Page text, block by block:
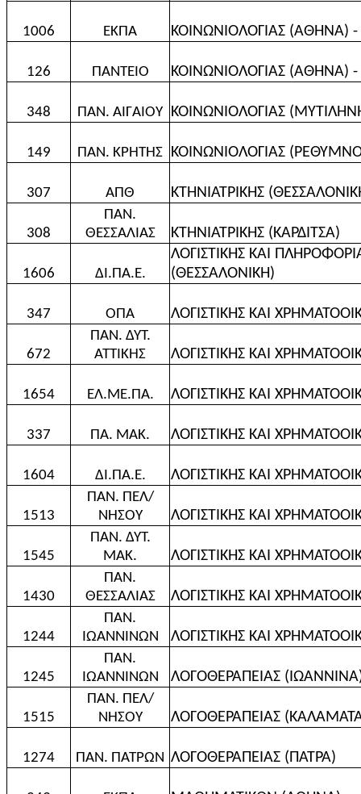
1006 ΕΚΠΑ ΚΟΙΝΩΝΙΟΛΟΓΙΑΣ (ΑΘΗΝΑ)
126 ΠΑΝΤΕΙΟ ΚΟΙΝΩΝΙΟΛΟΓΙΑΣ (ΑΘΗΝΑ)
348 ΠΑΝ. ΑΙΓΑΙΟΥ ΚΟΙΝΩΝΙΟΛΟΓΙΑΣ
149 ΠΑΝ. ΚΡΗΤΗΣ ΚΟΙΝΩΝΙΟΛΟΓΙΑΣ
307 ΑΠΘ ΚΤΗΝΙΑΤΡΙΚΗΣ
308
ΠΑΝ.
ΘΕΣΣΑΛΙΑΣ
ΚΤΗΝΙΑΤΡΙΚΗΣ (ΚΑΡΔΙΤΣΑ)
1606 ΔΙ.ΠΑ.Ε.
ΛΟΓΙΣΤΙΚΗΣ ΚΑΙ
(ΘΕΣΣΑΛΟΝΙΚΗ)
347 ΟΠΑ ΛΟΓΙΣΤΙΚΗΣ ΚΑΙ
672
ΠΑΝ. ΔΥΤ.
ΑΤΤΙΚΗΣ
ΛΟΓΙΣΤΙΚΗΣ ΚΑΙ
1654 ΕΛ.ΜΕ.ΠΑ. ΛΟΓΙΣΤΙΚΗΣ ΚΑΙ
337 ΠΑ. ΜΑΚ. ΛΟΓΙΣΤΙΚΗΣ ΚΑΙ
1604 ΔΙ.ΠΑ.Ε. ΛΟΓΙΣΤΙΚΗΣ ΚΑΙ
1513
ΠΑΝ. ΠΕΛ/
ΝΗΣΟΥ
ΛΟΓΙΣΤΙΚΗΣ ΚΑΙ
1545
ΠΑΝ. ΔΥΤ.
ΜΑΚ.
ΛΟΓΙΣΤΙΚΗΣ ΚΑΙ
1430
ΠΑΝ.
ΘΕΣΣΑΛΙΑΣ
ΛΟΓΙΣΤΙΚΗΣ ΚΑΙ
1244
ΠΑΝ.
ΙΩΑΝΝΙΝΩΝ
ΛΟΓΙΣΤΙΚΗΣ ΚΑΙ
1245
ΠΑΝ.
ΙΩΑΝΝΙΝΩΝ
ΛΟΓΟΘΕΡΑΠΕΙΑΣ
1515
ΠΑΝ. ΠΕΛ/
ΝΗΣΟΥ
ΛΟΓΟΘΕΡΑΠΕΙΑΣ
1274 ΠΑΝ. ΠΑΤΡΩΝ ΛΟΓΟΘΕΡΑΠΕΙΑΣ (ΠΑΤΡΑ)